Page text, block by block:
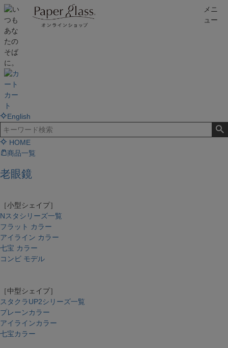
メニ
ュー
カー
ト
English
HOME
商品一覧
老眼鏡
［小型シェイプ］
Nスタシリーズ一覧
フラット カラー
アイライン カラー
七宝 カラー
コンビ モデル
［中型シェイプ］
スタクラUP2シリーズ一覧
プレーンカラー
アイラインカラー
七宝カラー